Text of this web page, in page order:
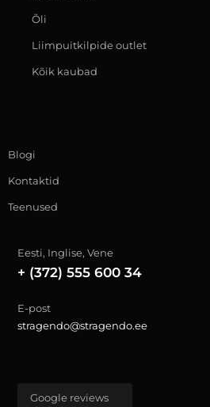
Õli
Liimpuitkilpide outlet
Kõik kaubad
Blogi
Kontaktid
Teenused
Eesti, Inglise, Vene
+ (372) 555 600 34
E-post
stragendo@stragendo.ee
Google reviews